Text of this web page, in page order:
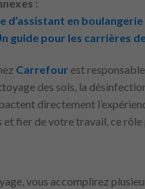
:
en
guide pour les carrières
Carrefour est
des sols, la
directement
fier de votre travail, ce
vous accomplirez